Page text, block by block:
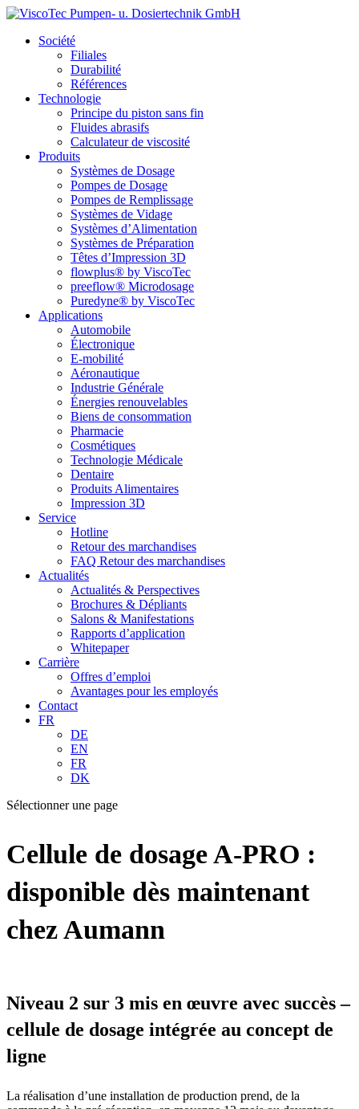
Société
Filiales
Durabilité
Références
Technologie
Principe du piston sans fin
Fluides abrasifs
Calculateur de viscosité
Produits
Systèmes de Dosage
Pompes de Dosage
Pompes de Remplissage
Systèmes de Vidage
Systèmes d’Alimentation
Systèmes de Préparation
Têtes d’Impression 3D
flowplus® by ViscoTec
preeflow® Microdosage
Puredyne® by ViscoTec
Applications
Automobile
Électronique
E-mobilité
Aéronautique
Industrie Générale
Énergies renouvelables
Biens de consommation
Pharmacie
Cosmétiques
Technologie Médicale
Dentaire
Produits Alimentaires
Impression 3D
Service
Hotline
Retour des marchandises
FAQ Retour des marchandises
Actualités
Actualités & Perspectives
Brochures & Dépliants
Salons & Manifestations
Rapports d’application
Whitepaper
Carrière
Offres d’emploi
Avantages pour les employés
Contact
FR
DE
EN
FR
DK
Sélectionner une page
Cellule de dosage A-PRO :
disponible dès maintenant
chez Aumann
Niveau 2 sur 3 mis en œuvre avec succès –
cellule de dosage intégrée au concept de
ligne
La réalisation d’une installation de production prend, de la